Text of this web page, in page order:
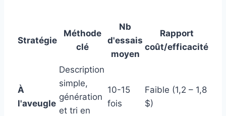
Stratégie
Méthode
clé
Nb
d'essais
moyen
Rapport
coût/efficacité
À
l'aveugle
Description
simple,
génération
et tri en
10-15
fois
Faible (1,2 – 1,8
$)